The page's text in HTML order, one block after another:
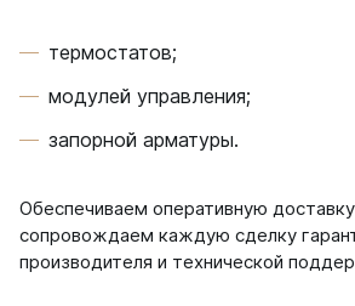
термостатов;
модулей управления;
запорной арматуры.
Обеспечиваем оперативную
сопровождаем каждую сделку
производителя и технической